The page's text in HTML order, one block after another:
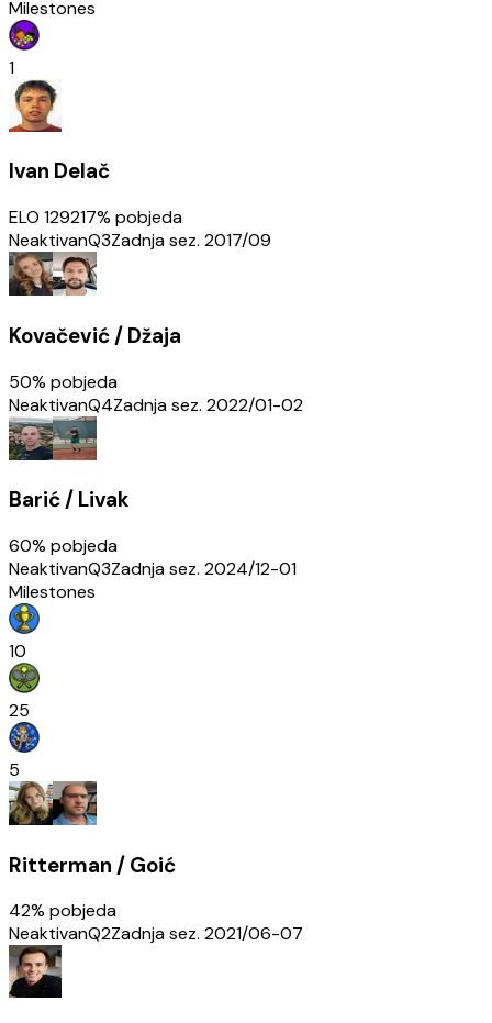
Milestones
1
Ivan Delač
ELO 129217% pobjeda
NeaktivanQ3Zadnja sez. 2017/09
Kovačević / Džaja
50% pobjeda
NeaktivanQ4Zadnja sez. 2022/01-02
Barić / Livak
60% pobjeda
NeaktivanQ3Zadnja sez. 2024/12-01
Milestones
10
25
5
Ritterman / Goić
42% pobjeda
NeaktivanQ2Zadnja sez. 2021/06-07